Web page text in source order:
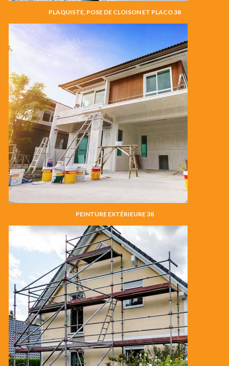
PLAQUISTE, POSE DE CLOISON ET PLACO 38
PEINTURE EXTÉRIEURE 38